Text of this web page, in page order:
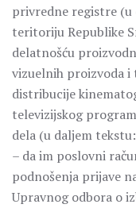
privredne registre (u
teritoriju Republike
delatnošću
vizuelnih proizvoda
distribucije
televizijskog
dela (u daljem
– da im poslovni
podnošenja prijave
Upravnog odbora o